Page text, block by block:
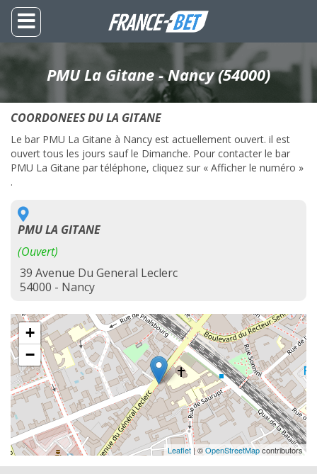
PMU La Gitane - Nancy (54000)
COORDONEES DU LA GITANE
Le bar PMU La Gitane à Nancy est actuellement ouvert. il est
ouvert tous les jours sauf le Dimanche. Pour contacter le bar
PMU La Gitane par téléphone, cliquez sur « Afficher le numéro »
.
PMU LA GITANE
(Ouvert)
39 Avenue Du General Leclerc
54000 - Nancy
+
−
Leaflet | ©OpenStreetMapcontributors